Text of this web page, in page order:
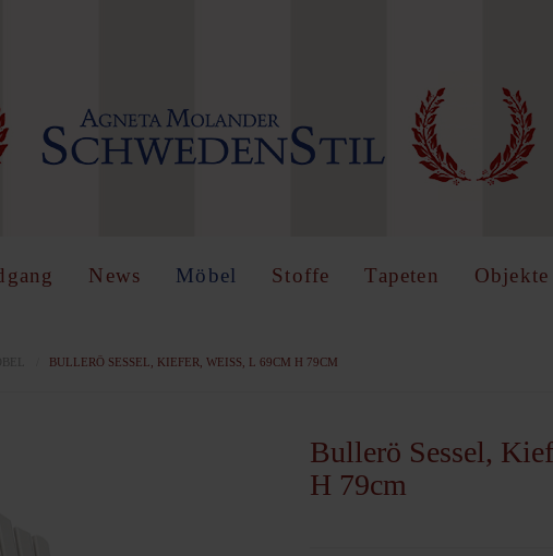
News Möbel Stoffe Tapeten Objekte
BULLERÖ SESSEL, KIEFER, WEISS, L 69CM H 79CM
Bullerö Sessel,
H 79cm
IN